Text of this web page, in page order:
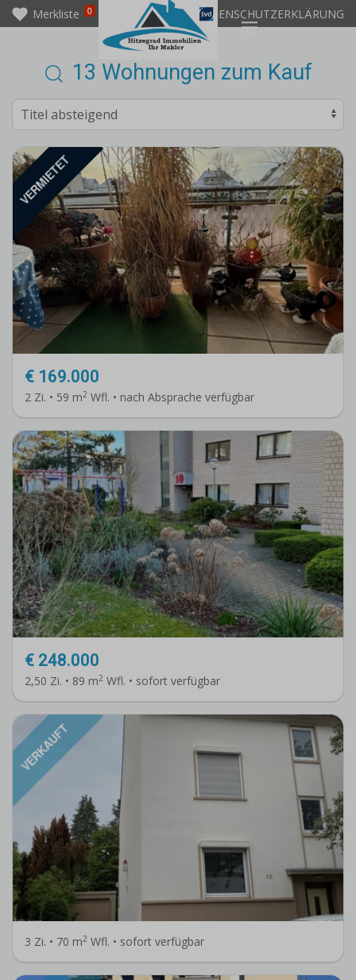
Merkliste 0 IMPRESSUM DATENSCHUTZERKLÄRUNG
13 Wohnungen zum Kauf
VERMIETET
€ 169.000
2 Zi. • 59 m2 Wfl. • nach Absprache verfügbar
€ 248.000
2,50 Zi. • 89 m2 Wfl. • sofort verfügbar
VERKAUFT
3 Zi. • 70 m2 Wfl. • sofort verfügbar